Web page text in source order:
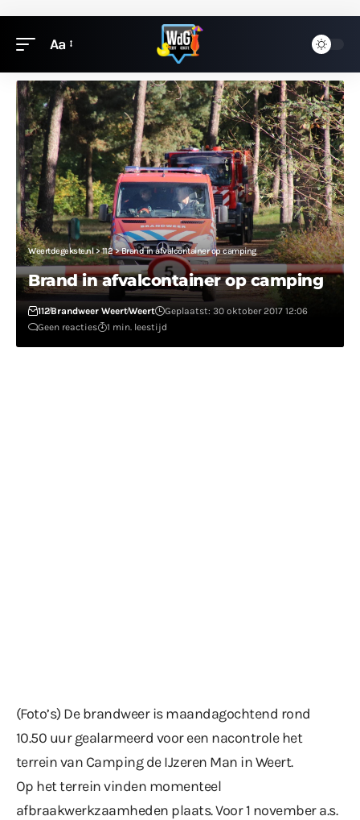
Aa
Weertdegekste.nl>112>Brand in afvalcontainer op camping
Brand in afvalcontainer op camping
112Brandweer WeertWeert
Geplaatst: 30 oktober 2017 12:06
Geen reacties
1 min. leestijd
(Foto’s) De brandweer is maandagochtend rond
10.50 uur gealarmeerd voor een nacontrole het
terrein van Camping de IJzeren Man in Weert.
Op het terrein vinden momenteel
afbraakwerkzaamheden plaats. Voor 1 november a.s.